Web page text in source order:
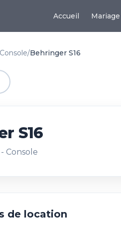
Accueil Mariage
/Behringer S16
S16
Console
de location